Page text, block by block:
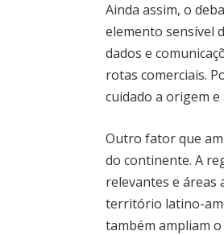
Ainda assim, o
elemento sensível
dados e
rotas comerciais.
cuidado a origem
Outro fator que
do continente. A
relevantes e áreas
território latino-
também ampliam